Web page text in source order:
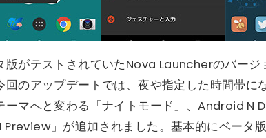
版がテストされていたNova Launcherのバージ
回のアップデートでは、夜や指定した時間帯に
ーマへと変わる「ナイトモード」、Android N
Preview」が追加されました。基本的にベータ